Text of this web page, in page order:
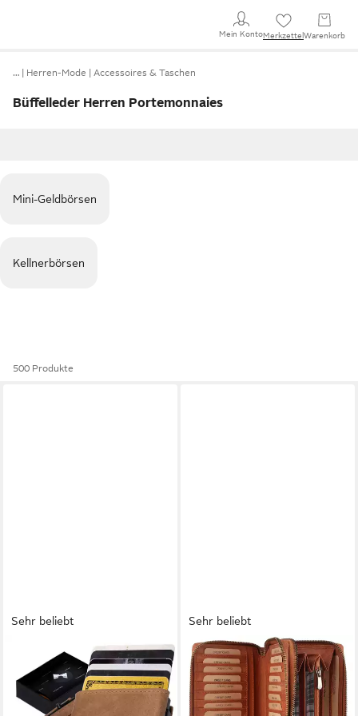
Mein KontoMerkzettel Warenkorb
… Herren-Mode Accessoires & Taschen
Büffelleder Herren Portemonnaies
Mini-Geldbörsen
Kellnerbörsen
500 Produkte
Sehr beliebt
GENTLEMEN'S
Geldbörse Cardholder -
Kreditkartenetui mit Münzfach
& RFID-Schutz Smart Wallet,
Sehr beliebt
BENTHILL
Geldbörse Damen Groß Echt
Leder RFID Portemonnaie
XXL mit vielen Kartenfächer,